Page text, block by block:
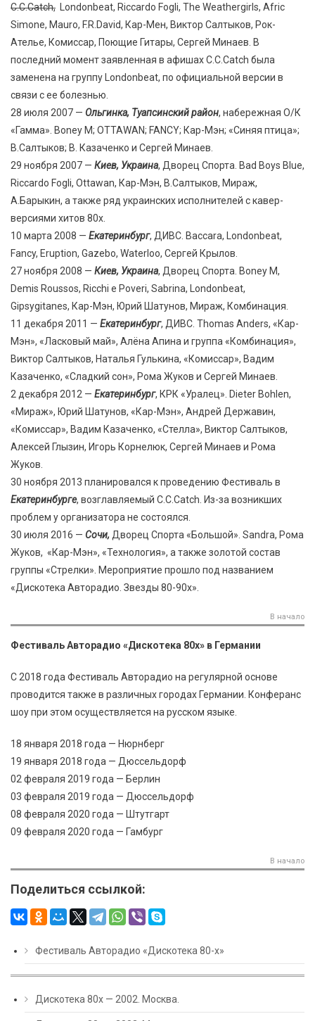
C.C.Catch, Londonbeat, Riccardo Fogli, The Weathergirls, Afric
Simone, Mauro, F.R.David, Кар-Мен, Виктор Салтыков, Рок-
Ателье, Комиссар, Поющие Гитары, Сергей Минаев. В
последний момент заявленная в афишах C.C.Catch была
заменена на группу Londonbeat, по официальной версии в
связи с ее болезнью.
28 июля 2007 — Ольгинка, Туапсинский район, набережная О/К
«Гамма». Boney M; OTTAWAN; FANCY; Кар-Мэн; «Синяя птица»;
В.Салтыков; В. Казаченко и Сергей Минаев.
29 ноября 2007 — Киев, Украина, Дворец Спорта. Bad Boys Blue,
Riccardo Fogli, Ottawan, Кар-Мэн, В.Салтыков, Мираж,
А.Барыкин, а также ряд украинских исполнителей с кавер-
версиями хитов 80х.
10 марта 2008 — Екатеринбург, ДИВС. Baccara, Londonbeat,
Fancy, Eruption, Gazebo, Waterloo, Сергей Крылов.
27 ноября 2008 — Киев, Украина, Дворец Спорта. Boney M,
Demis Roussos, Ricchi e Poveri, Sabrina, Londonbeat,
Gipsygitanes, Кар-Мэн, Юрий Шатунов, Мираж, Комбинация.
11 декабря 2011 — Екатеринбург, ДИВС. Thomas Anders, «Кар-
Мэн», «Ласковый май», Алёна Апина и группа «Комбинация»,
Виктор Салтыков, Наталья Гулькина, «Комиссар», Вадим
Казаченко, «Сладкий сон», Рома Жуков и Сергей Минаев.
2 декабря 2012 — Екатеринбург, КРК «Уралец». Dieter Bohlen,
«Мираж», Юрий Шатунов, «Кар-Мэн», Андрей Державин,
«Комиссар», Вадим Казаченко, «Стелла», Виктор Салтыков,
Алексей Глызин, Игорь Корнелюк, Сергей Минаев и Рома
Жуков.
30 ноября 2013 планировался к проведению Фестиваль в
Екатеринбурге, возглавляемый C.C.Catch. Из-за возникших
проблем у организатора не состоялся.
30 июля 2016 — Сочи, Дворец Спорта «Большой». Sandra, Рома
Жуков, «Кар-Мэн», «Технология», а также золотой состав
группы «Стрелки». Мероприятие прошло под названием
«Дискотека Авторадио. Звезды 80-90х».
В начало
Фестиваль Авторадио «Дискотека 80х» в Германии
С 2018 года Фестиваль Авторадио на регулярной основе
проводится также в различных городах Германии. Конферанс
шоу при этом осуществляется на русском языке.
18 января 2018 года — Нюрнберг
19 января 2018 года — Дюссельдорф
02 февраля 2019 года — Берлин
03 февраля 2019 года — Дюссельдорф
08 февраля 2020 года — Штутгарт
09 февраля 2020 года — Гамбург
В начало
Поделиться ссылкой:
Фестиваль Авторадио «Дискотека 80-х»
Дискотека 80х — 2002. Москва.